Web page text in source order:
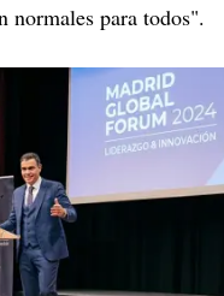
normales para todos".